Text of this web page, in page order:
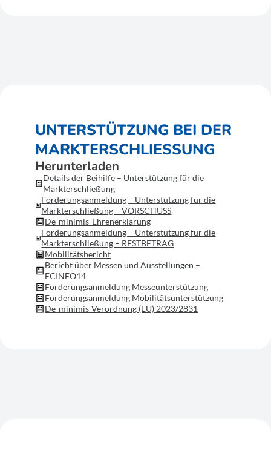
UNTERSTÜTZUNG BEI DER
MARKTERSCHLIESSUNG
Herunterladen
Details der Beihilfe – Unterstützung für die
Markterschließung
Forderungsanmeldung – Unterstützung für die
Markterschließung – VORSCHUSS
De-minimis-Ehrenerklärung
Forderungsanmeldung – Unterstützung für die
Markterschließung – RESTBETRAG
Mobilitätsbericht
Bericht über Messen und Ausstellungen –
ECINFO14
Forderungsanmeldung Messeunterstützung
Forderungsanmeldung Mobilitätsunterstützung
De-minimis-Verordnung (EU) 2023/2831